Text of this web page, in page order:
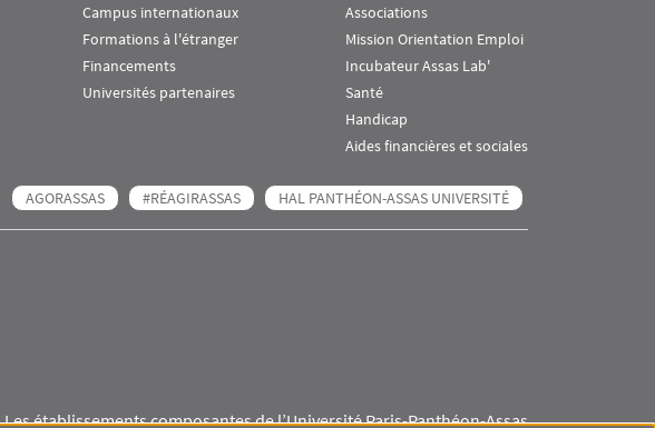
Campus internationaux
Formations à l'étranger
Financements
Universités partenaires
Associations
Mission Orientation Emploi
Incubateur Assas Lab'
Santé
Handicap
Aides financières et sociales
AGORASSAS #RÉAGIRASSAS HAL PANTHÉON-ASSAS UNIVERSITÉ
Les établissements composantes de l’Université Paris-Panthéon-Assas